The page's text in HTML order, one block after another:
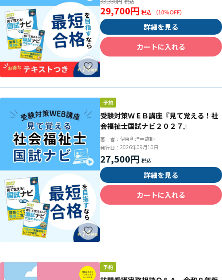
29,700円 （10％OFF）
詳細を見る
カートに入れる
受験対策ＷＥＢ講座『見て覚える！社
会福祉士国試ナビ２０２７』
著 者： 伊東利洋＝講師
発行日： 2026年09月10日
27,500円
詳細を見る
カートに入れる